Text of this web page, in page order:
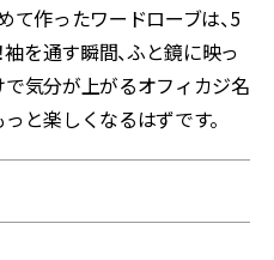
て作ったワードローブは、5
を通す瞬間、ふと鏡に映っ
気分が上がるオフィカジ名
と楽しくなるはずです。